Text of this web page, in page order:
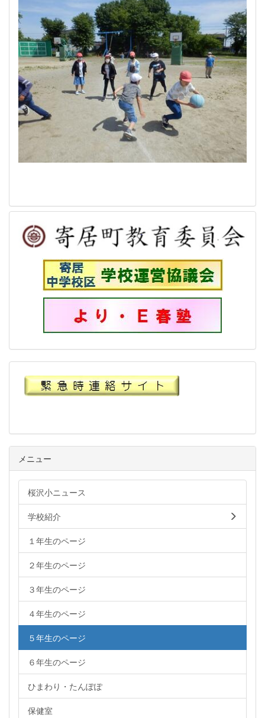
メニュー
桜沢小ニュース
学校紹介
１年生のページ
２年生のページ
３年生のページ
４年生のページ
５年生のページ
６年生のページ
ひまわり・たんぽぽ
保健室